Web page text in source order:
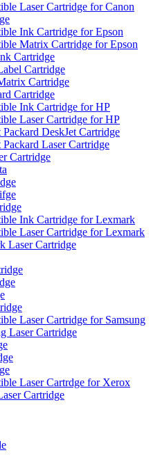
Laser Cartridge for Canon
Ink Cartridge for Epson
Matrix Cartridge for Epson
Cartridge
Cartridge
Cartridge
Cartridge
Ink Cartridge for HP
Laser Cartridge for HP
DeskJet Cartridge
Laser Cartridge
Cartridge
Ink Cartridge for Lexmark
Laser Cartridge for Lexmark
Laser Cartridge
Laser Cartridge for Samsung
Laser Cartridge
Laser Cartrdge for Xerox
Cartridge